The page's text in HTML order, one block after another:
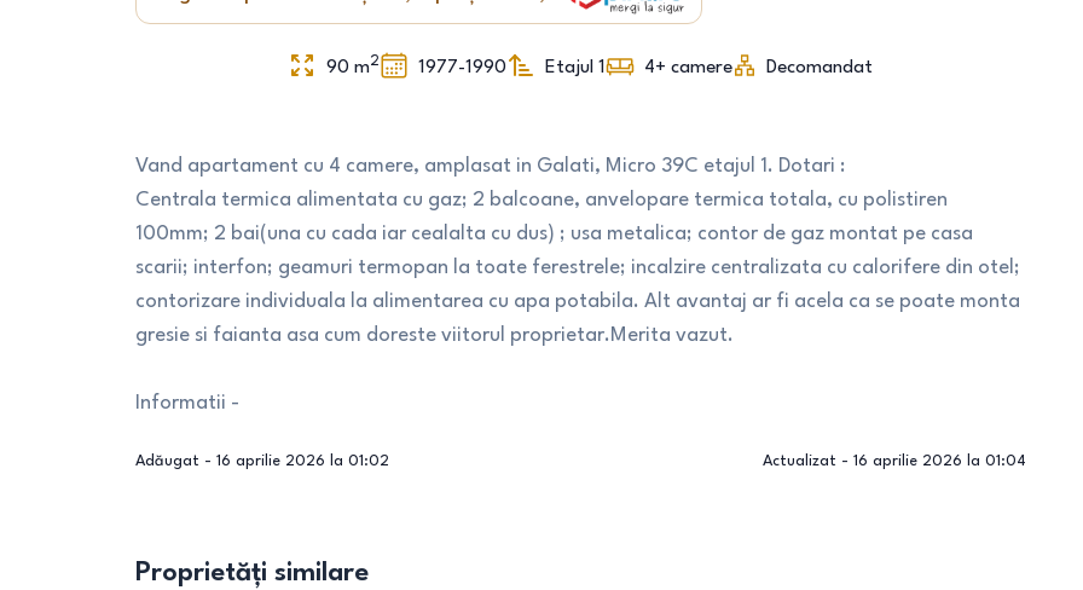
90 m2 1977-1990 Etajul 1 4+ camere Decomandat
Vand apartament cu 4 camere, amplasat in Galati, Micro 39C etajul 1. Dotari :
Centrala termica alimentata cu gaz; 2 balcoane, anvelopare termica totala, cu polistiren
100mm; 2 bai(una cu cada iar cealalta cu dus) ; usa metalica; contor de gaz montat pe casa
scarii; interfon; geamuri termopan la toate ferestrele; incalzire centralizata cu calorifere din otel;
contorizare individuala la alimentarea cu apa potabila. Alt avantaj ar fi acela ca se poate monta
gresie si faianta asa cum doreste viitorul proprietar.Merita vazut.
Informatii -
Adăugat - 16 aprilie 2026 la 01:02 Actualizat - 16 aprilie 2026 la 01:04
Proprietăți similare